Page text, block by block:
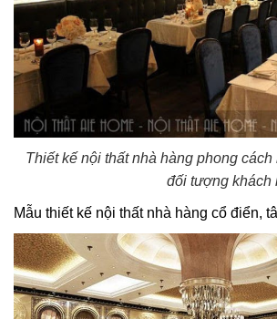
Thiết kế nội thất nhà hàng phong
đối tượng khách
Mẫu thiết kế nội thất nhà hàng cổ điển,